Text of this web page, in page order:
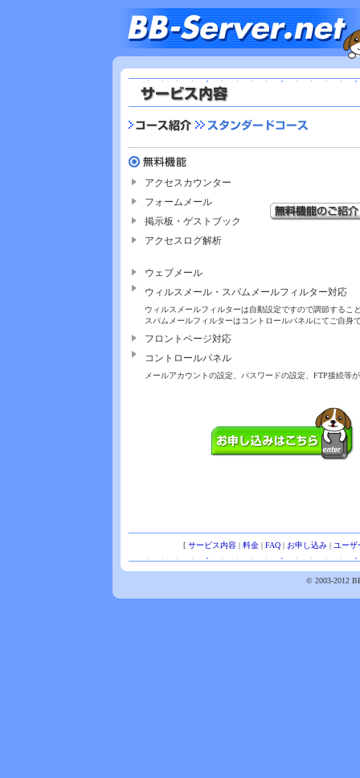
アクセスカウンター
フォームメール
掲示板・ゲストブック
アクセスログ解析
ウェブメール
ウィルスメール・スパムメールフィルター対応
ウィルスメールフィルターは自動設定ですので調節するこ
スパムメールフィルターはコントロールパネルにてご自身
フロントページ対応
コントロールパネル
メールアカウントの設定、パスワードの設定、FTP接続等
[ サービス内容| 料金| FAQ| お申し込み| ユーザ
© 2003-2012